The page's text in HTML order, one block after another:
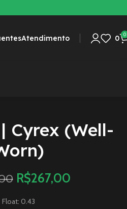
Atendimento 0 0
Cyrex (Well-
R$267,00
Float: 0.43